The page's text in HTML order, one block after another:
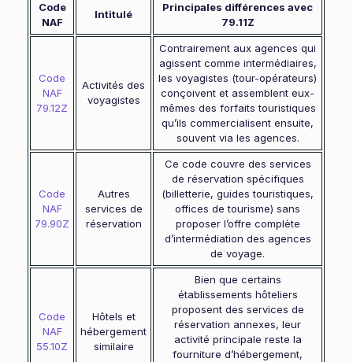
Code
NAF
Intitulé
Principales différences avec
79.11Z
Code
NAF
79.12Z
Activités des
voyagistes
Contrairement aux agences qui
agissent comme intermédiaires,
les voyagistes (tour-opérateurs)
conçoivent et assemblent eux-
mêmes des forfaits touristiques
qu’ils commercialisent ensuite,
souvent via les agences.
Code
NAF
79.90Z
Autres
services de
réservation
Ce code couvre des services
de réservation spécifiques
(billetterie, guides touristiques,
offices de tourisme) sans
proposer l’offre complète
d’intermédiation des agences
de voyage.
Code
NAF
55.10Z
Hôtels et
hébergement
similaire
Bien que certains
établissements hôteliers
proposent des services de
réservation annexes, leur
activité principale reste la
fourniture d’hébergement,